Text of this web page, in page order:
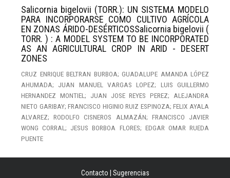
Salicornia bigelovii (TORR.): UN SISTEMA MODELO
PARA INCORPORARSE COMO CULTIVO AGRÍCOLA
EN ZONAS ÁRIDO-DESÉRTICOSSalicornia bigelovii (
TORR. ) : A MODEL SYSTEM TO BE INCORPORATED
AS AN AGRICULTURAL CROP IN ARID - DESERT
ZONES
CRUZ ENRIQUE BELTRAN BURBOA; GUADALUPE AMANDA LÓPEZ
AHUMADA; JUAN MANUEL VARGAS LOPEZ; LUIS GUILLERMO
HERNANDEZ MONTIEL; JUAN JOSE REYES PEREZ; ALEJANDRA
NIETO GARIBAY; FRANCISCO HIGINIO RUIZ ESPINOZA; FELIX AYALA
ALVAREZ; RODOLFO CISNEROS ALMAZÁN; FRANCISCO JAVIER
WONG CORRAL; JESUS BORBOA FLORES; EDGAR OMAR RUEDA
PUENTE
Contacto Sugerencias